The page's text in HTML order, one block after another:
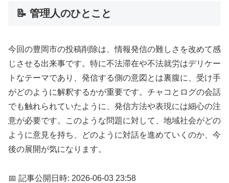
📝 管理人のひとこと
今回の豊岡市の投稿削除は、情報発信の難しさを改めて感
じさせる出来事です。特に不法滞在や不法就労はデリケー
トなテーマであり、発信する側の意図とは裏腹に、受け手
がどのように解釈するかが重要です。チャコとログの会話
でも触れられていたように、発信方法や表現には細心の注
意が必要です。このような問題に対して、地域社会がどの
ように意見を持ち、どのように対話を進めていくのか、今
後の展開が気になります。
📅 記事公開日時: 2026-06-03 23:58